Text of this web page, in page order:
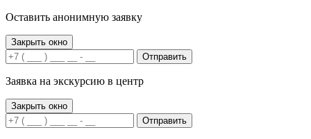
Оставить анонимную заявку
Закрыть окно
Отправить
Заявка на экскурсию в центр
Закрыть окно
Отправить